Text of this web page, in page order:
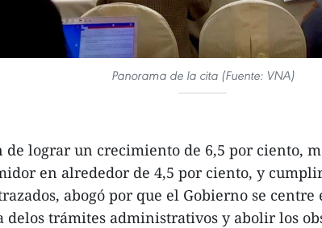
Panorama de la cita (Fuente: VNA)
de lograr un crecimiento de 6,5 por ciento,
en alrededor de 4,5 por ciento, y
abogó por que el Gobierno se
delos trámites administrativos y abolir los